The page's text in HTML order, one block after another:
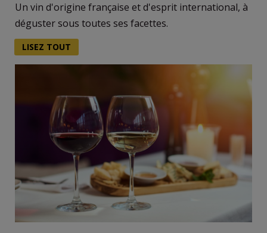
Un vin d'origine française et d'esprit international, à
déguster sous toutes ses facettes.
LISEZ TOUT